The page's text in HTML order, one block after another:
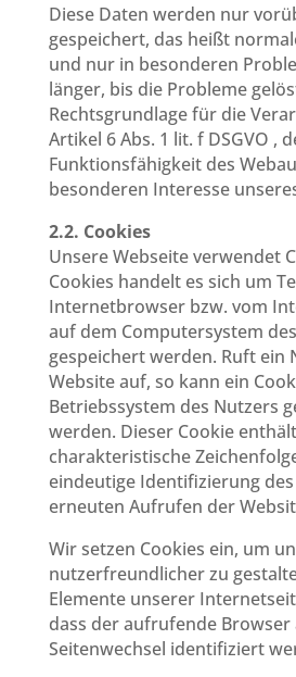
Diese Daten werden nur
gespeichert, das heißt
und nur in besonderen
länger, bis die Probleme
Rechtsgrundlage für die
Artikel 6 Abs. 1 lit. f DSGVO ,
Funktionsfähigkeit des
besonderen Interesse
2.2. Cookies
Unsere Webseite verwendet
Cookies handelt es sich um
Internetbrowser bzw. vom
auf dem Computersystem
gespeichert werden. Ruft ein
Website auf, so kann ein
Betriebssystem des Nutzers
werden. Dieser Cookie
charakteristische
eindeutige Identifizierung
erneuten Aufrufen der
Wir setzen Cookies ein, um
nutzerfreundlicher zu
Elemente unserer
dass der aufrufende Browser
Seitenwechsel identifiziert